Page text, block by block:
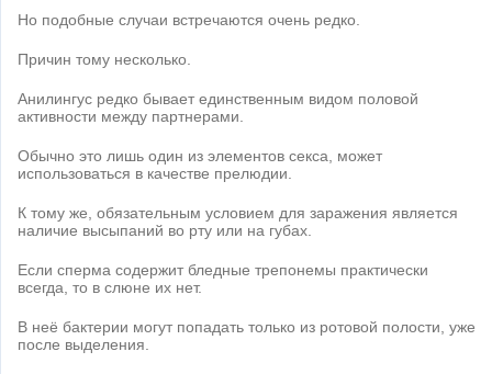
Но подобные случаи встречаются очень редко.
Причин тому несколько.
Анилингус редко бывает единственным видом половой
активности между партнерами.
Обычно это лишь один из элементов секса, может
использоваться в качестве прелюдии.
К тому же, обязательным условием для заражения является
наличие высыпаний во рту или на губах.
Если сперма содержит бледные трепонемы практически
всегда, то в слюне их нет.
В неё бактерии могут попадать только из ротовой полости, уже
после выделения.